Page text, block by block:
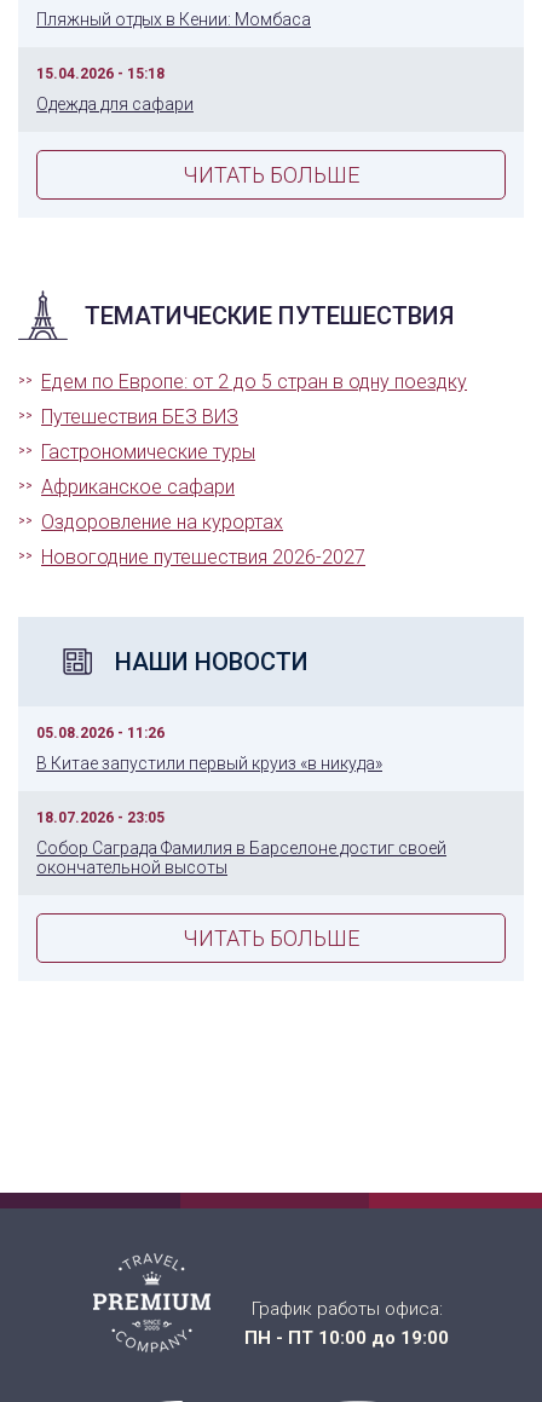
Пляжный отдых в Кении: Момбаса
15.04.2026 - 15:18
Одежда для сафари
ЧИТАТЬ БОЛЬШЕ
ТЕМАТИЧЕСКИЕ ПУТЕШЕСТВИЯ
Едем по Европе: от 2 до 5 стран в одну поездку
Путешествия БЕЗ ВИЗ
Гастрономические туры
Африканское сафари
Оздоровление на курортах
Новогодние путешествия 2026-2027
НАШИ НОВОСТИ
05.08.2026 - 11:26
В Китае запустили первый круиз «в никуда»
18.07.2026 - 23:05
Собор Саграда Фамилия в Барселоне достиг своей
окончательной высоты
ЧИТАТЬ БОЛЬШЕ
График работы офиса:
ПН - ПТ 10:00 до 19:00